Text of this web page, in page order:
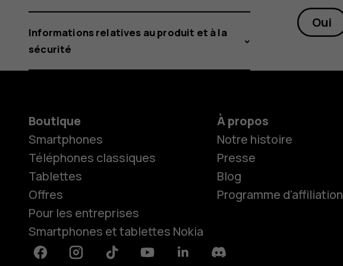
Oui
Informations relatives au produit et à la
sécurité
Boutique
Smartphones
Téléphones classiques
Tablettes
Offres
Pour les entreprises
Smartphones et tablettes Nokia
À propos
Notre histoire
Presse
Blog
Programme d'affiliation
FacebookInstagramTiktok YoutubeLinkedinDiscord